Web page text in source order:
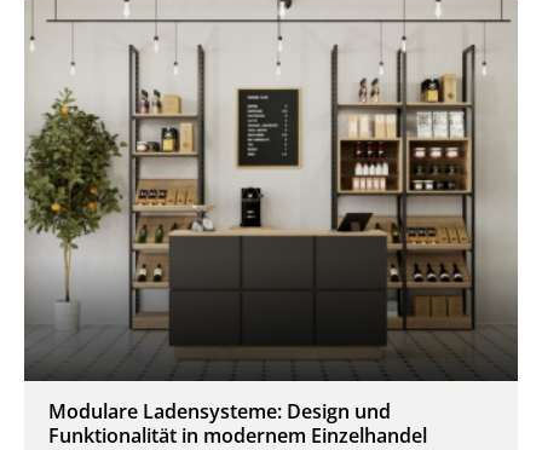
Modulare Ladensysteme: Design und
Funktionalität in modernem Einzelhandel